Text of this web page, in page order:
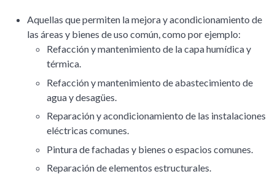
Aquellas que permiten la mejora y acondicionamiento de
las áreas y bienes de uso común, como por ejemplo:
Refacción y mantenimiento de la capa humídica y
térmica.
Refacción y mantenimiento de abastecimiento de
agua y desagües.
Reparación y acondicionamiento de las instalaciones
eléctricas comunes.
Pintura de fachadas y bienes o espacios comunes.
Reparación de elementos estructurales.